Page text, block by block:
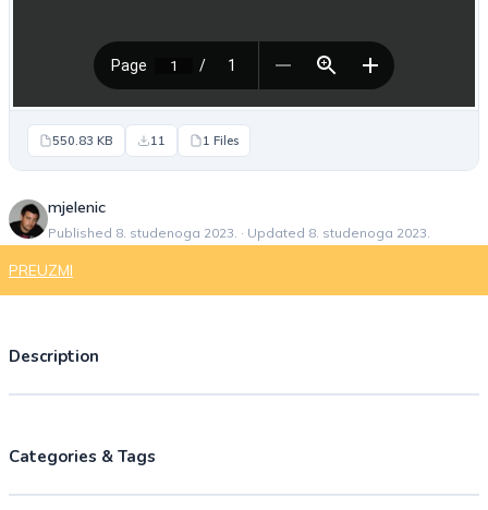
550.83 KB 11 1 Files
mjelenic
Published 8. studenoga 2023. · Updated 8. studenoga 2023.
PREUZMI
Description
Categories & Tags